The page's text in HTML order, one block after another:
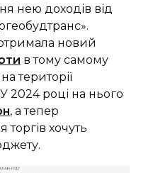
нею доходів від
новий
в тому самому
території
2024 році на нього
, а тепер
хочуть